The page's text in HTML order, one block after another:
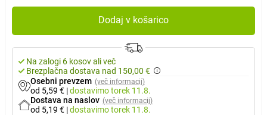
Dodaj v košarico
Na zalogi 6 kosov ali več
Brezplačna dostava nad 150,00 €
Osebni prevzem (več informacij)
od 5,59 € |dostavimotorek 11.8.
Dostava na naslov (več informacij)
od 5,19 € |dostavimotorek 11.8.